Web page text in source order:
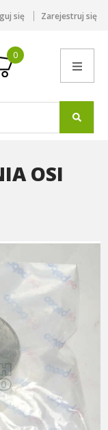
się Zarejestruj się
0
OSI